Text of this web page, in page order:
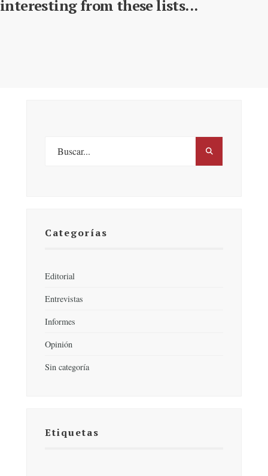
interesting from these lists...
Categorías
Editorial
Entrevistas
Informes
Opinión
Sin categoría
Etiquetas